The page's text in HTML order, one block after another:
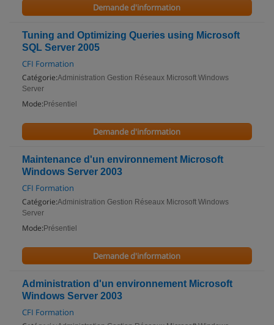
Demande d'information
Tuning and Optimizing Queries using Microsoft
SQL Server 2005
CFI Formation
Catégorie:Administration Gestion Réseaux Microsoft Windows
Server
Mode: Présentiel
Demande d'information
Maintenance d'un environnement Microsoft
Windows Server 2003
CFI Formation
Catégorie:Administration Gestion Réseaux Microsoft Windows
Server
Mode: Présentiel
Demande d'information
Administration d'un environnement Microsoft
Windows Server 2003
CFI Formation